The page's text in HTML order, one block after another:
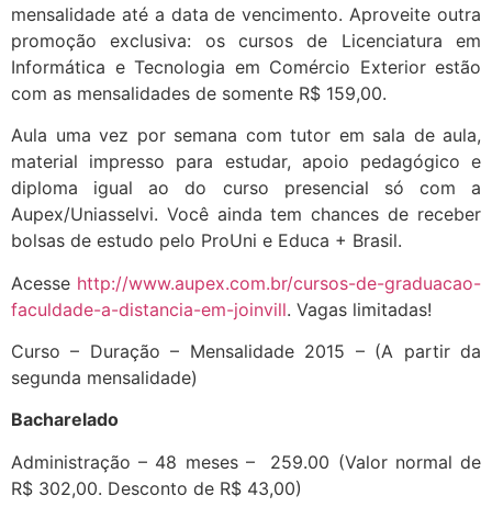
mensalidade até a data de vencimento. Aproveite outra
promoção exclusiva: os cursos de Licenciatura em
Informática e Tecnologia em Comércio Exterior estão
com as mensalidades de somente R$ 159,00.
Aula uma vez por semana com tutor em sala de aula,
material impresso para estudar, apoio pedagógico e
diploma igual ao do curso presencial só com a
Aupex/Uniasselvi. Você ainda tem chances de receber
bolsas de estudo pelo ProUni e Educa + Brasil.
Acesse http://www.aupex.com.br/cursos-de-graduacao-
faculdade-a-distancia-em-joinvill. Vagas limitadas!
Curso – Duração – Mensalidade 2015 – (A partir da
segunda mensalidade)
Bacharelado
Administração – 48 meses – 259.00 (Valor normal de
R$ 302,00. Desconto de R$ 43,00)